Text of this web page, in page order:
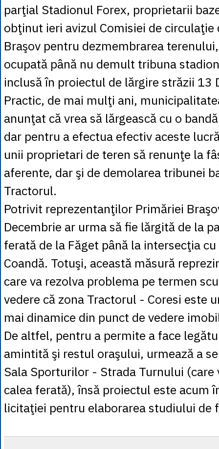
parţial Stadionul Forex, proprietarii
obţinut ieri avizul Comisiei de circulaţie
Braşov pentru dezmembrarea
ocupată până nu demult tribuna
inclusă în proiectul de lărgire străzii 13
Practic, de mai mulţi ani,
anunţat că vrea să lărgească cu o
dar pentru a efectua efectiv aceste
unii proprietari de teren să renunţe la
aferente, dar şi de demolarea tribunei
Tractorul.
Potrivit reprezentanţilor Primăriei
Decembrie ar urma să fie lărgită de la
ferată de la Făget până la intersecţia
Coandă. Totuşi, această măsură
care va rezolva problema pe termen
vedere că zona Tractorul - Coresi este
mai dinamice din punct de vedere
De altfel, pentru a permite a face
amintită şi restul oraşului, urmează a
Sala Sporturilor - Strada Turnului (care
calea ferată), însă proiectul este acum
licitaţiei pentru elaborarea studiului de